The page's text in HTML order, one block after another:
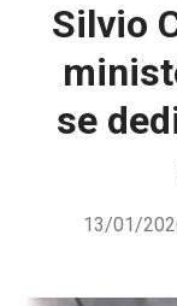
Silvio
se
13/01/